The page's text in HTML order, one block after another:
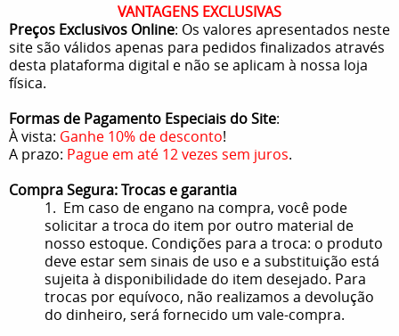
VANTAGENS EXCLUSIVAS
Preços Exclusivos Online: Os valores apresentados neste
site são válidos apenas para pedidos finalizados através
desta plataforma digital e não se aplicam à nossa loja
física.
Formas de Pagamento Especiais do Site:
À vista: Ganhe 10% de desconto!
A prazo: Pague em até 12 vezes sem juros.
Compra Segura: Trocas e garantia
1. Em caso de engano na compra, você pode
solicitar a troca do item por outro material de
nosso estoque. Condições para a troca: o produto
deve estar sem sinais de uso e a substituição está
sujeita à disponibilidade do item desejado. Para
trocas por equívoco, não realizamos a devolução
do dinheiro, será fornecido um vale-compra.